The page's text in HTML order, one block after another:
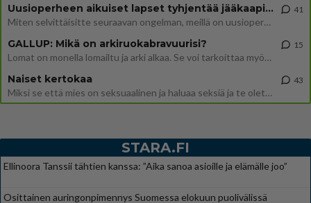
Uusioperheen aikuiset lapset tyhjentää jääkaapin käydessään
Miten selvittäisitte seuraavan ongelman, meillä on uusioperhe, minulla teini-ikäiset lapset ja puolisolla aikuiset, jotk
41
GALLUP: Mikä on arkiruokabravuurisi?
Lomat on monella lomailtu ja arki alkaa. Se voi tarkoittaa myös sitä, että grillailut on grillattu ja palataan arjen ruo
15
Naiset kertokaa
Miksi se että mies on seksuaalinen ja haluaa seksiä ja te olette hänen mielestänne haluttava on vastenmielistä? Mikä sii
43
STARA.FI
Ellinoora Tanssii tähtien kanssa: ”Aika sanoa asioille ja elämälle joo”
Osittainen auringonpimennys Suomessa elokuun puolivälissä